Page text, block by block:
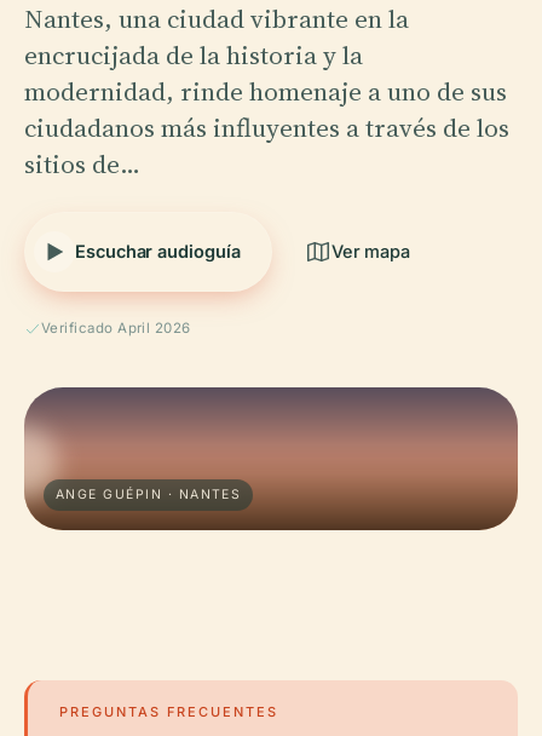
Nantes, una ciudad vibrante en la
encrucijada de la historia y la
modernidad, rinde homenaje a uno de sus
ciudadanos más influyentes a través de los
sitios de…
Escuchar audioguía Ver mapa
Verificado April 2026
ANGE GUÉPIN · NANTES
PREGUNTAS FRECUENTES